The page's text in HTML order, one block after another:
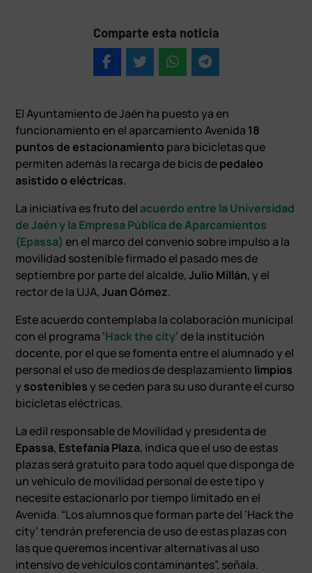
Comparte esta noticia
El Ayuntamiento de Jaén ha puesto ya en
funcionamiento en el aparcamiento Avenida 18
puntos de estacionamiento para bicicletas que
permiten además la recarga de bicis depedaleo
asistido o eléctricas.
La iniciativa es fruto delacuerdo entre la Universidad
de Jaén y la Empresa Pública de Aparcamientos
(Epassa) en el marco del convenio sobre impulso a la
movilidad sostenible firmado el pasado mes de
septiembre por parte del alcalde,Julio Millán, y el
rector de la UJA,Juan Gómez.
Este acuerdo contemplaba la colaboración municipal
con el programa ‘Hack the city‘ de la institución
docente, por el que se fomenta entre el alumnado y el
personal el uso de medios de desplazamiento limpios
y sosteniblesy se ceden para su uso durante el curso
bicicletas eléctricas.
La edil responsable de Movilidad y presidenta de
Epassa, Estefanía Plaza, indica que el uso de estas
plazas será gratuito para todo aquel que disponga de
un vehículo de movilidad personal de este tipo y
necesite estacionarlo por tiempo limitado en el
Avenida. “Los alumnos que forman parte del ‘Hack the
city’ tendrán preferencia de uso de estas plazas con
las que queremos incentivar alternativas al uso
intensivo de vehículos contaminantes”, señala.